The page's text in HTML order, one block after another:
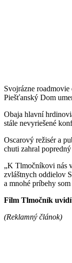
Svojrázne
Piešťanský Dom
Obaja hlavní
stále nevyriešené
Oscarový režisér a
chuti zahral
„K Tlmočníkovi nás
zvláštnych oddielov
a mnohé príbehy
Film Tlmočník
(Reklamný článok)